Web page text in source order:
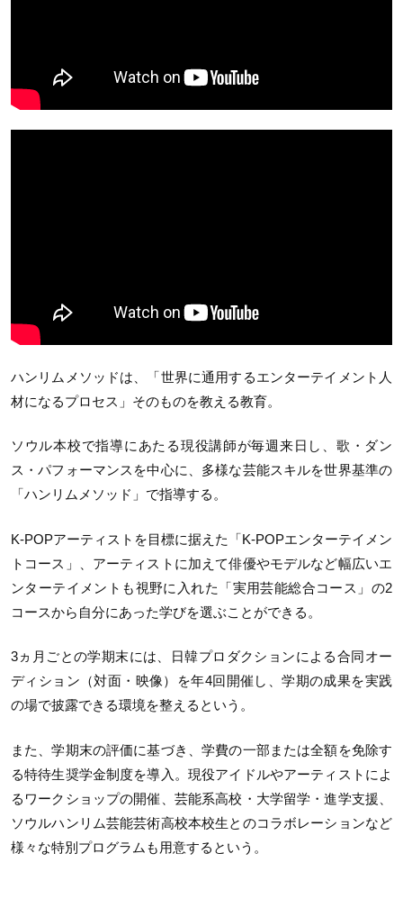
ハンリムメソッドは、「世界に通用するエンターテイメント人
材になるプロセス」そのものを教える教育。
ソウル本校で指導にあたる現役講師が毎週来日し、歌・ダン
ス・パフォーマンスを中心に、多様な芸能スキルを世界基準の
「ハンリムメソッド」で指導する。
K-POPアーティストを目標に据えた「K-POPエンターテイメン
トコース」、アーティストに加えて俳優やモデルなど幅広いエ
ンターテイメントも視野に入れた「実用芸能総合コース」の2
コースから自分にあった学びを選ぶことができる。
3ヵ月ごとの学期末には、日韓プロダクションによる合同オー
ディション（対面・映像）を年4回開催し、学期の成果を実践
の場で披露できる環境を整えるという。
また、学期末の評価に基づき、学費の一部または全額を免除す
る特待生奨学金制度を導入。現役アイドルやアーティストによ
るワークショップの開催、芸能系高校・大学留学・進学支援、
ソウルハンリム芸能芸術高校本校生とのコラボレーションなど
様々な特別プログラムも用意するという。